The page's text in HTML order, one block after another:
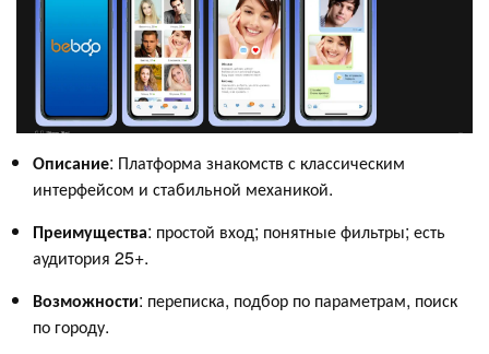
Описание: Платформа знакомств с классическим
интерфейсом и стабильной механикой.
Преимущества: простой вход; понятные фильтры; есть
аудитория 25+.
Возможности: переписка, подбор по параметрам, поиск
по городу.